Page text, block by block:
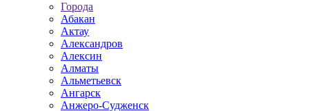
Города
Абакан
Актау
Александров
Алексин
Алматы
Альметьевск
Ангарск
Анжеро-Судженск